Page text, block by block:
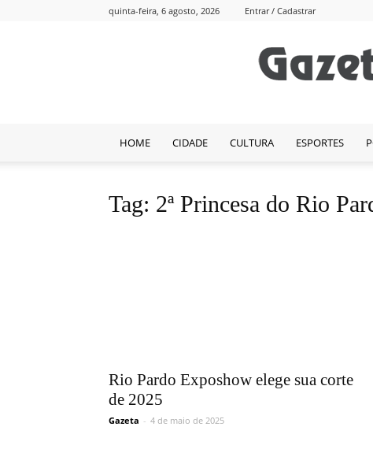
quinta-feira, 6 agosto, 2026 Entrar / Cadastrar
HOME CIDADE CULTURA ESPORTES
Tag: 2ª Princesa do Rio
Rio Pardo Exposhow elege sua corte
de 2025
Gazeta - 4 de maio de 2025